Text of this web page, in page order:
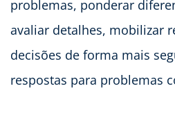
problemas, ponderar
avaliar detalhes, mobilizar
decisões de forma mais
respostas para problemas